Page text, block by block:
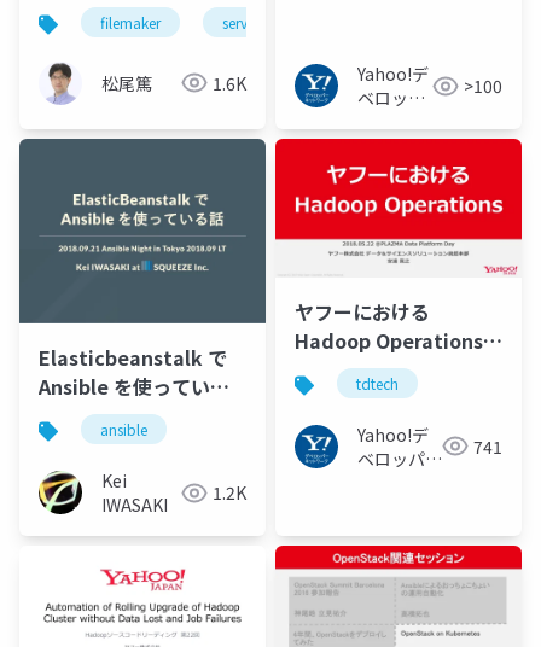
おきたい
Infrastructure as
Code
filemaker server
松尾篤 1.6K
Yahoo!デ
ベロッパ
ワーク
>100
Elasticbeanstalk で
Ansible を使っている
話
ansible
Kei
IWASAKI
1.2K
ヤフーにおける
Hadoop Operations
#tdtechtdtech
Yahoo!デ
ベロッパー
741